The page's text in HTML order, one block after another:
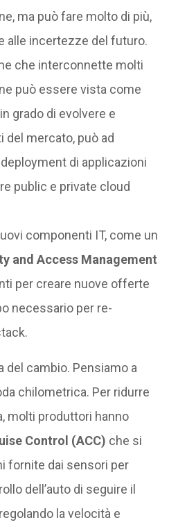
ma può fare molto di più,
alle incertezze del futuro.
che interconnette molti
può essere vista come
grado di evolvere e
del mercato, può ad
di applicazioni
public e private cloud
componenti IT, come un
and Access Management
per creare nuove offerte
necessario per re-
del cambio. Pensiamo a
chilometrica. Per ridurre
molti produttori hanno
Control (ACC) che si
fornite dai sensori per
dell’auto di seguire il
la velocità e